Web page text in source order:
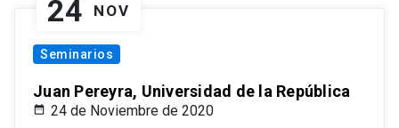
24 NOV
Seminarios
Juan Pereyra, Universidad de la República
24 de Noviembre de 2020